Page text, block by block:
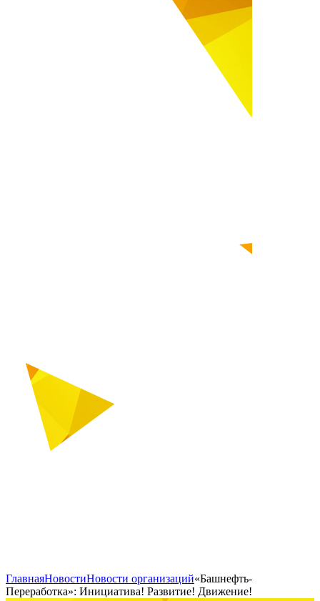
ГлавнаяНовостиНовости организаций«Башнефть-
Переработка»: Инициатива! Развитие! Движение!